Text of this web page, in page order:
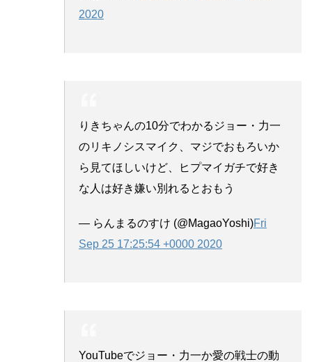
2020
りきちゃんの10分でわかるジョー・力一
のリキノシスマイク、マジでおもろいか
ら見てほしいけど、ヒプマイガチで好き
な人は好き嫌い別れるとおもう
— らんまるのすけ (@MagaoYoshi)Fri
Sep 25 17:25:54 +0000 2020
YouTubeでジョー・力一か愛の戦士の動